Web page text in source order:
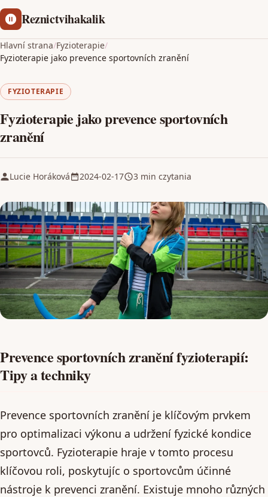
Reznictvihakalik
Hlavní strana/Fyzioterapie/
Fyzioterapie jako prevence sportovních zranění
FYZIOTERAPIE
Fyzioterapie jako prevence sportovních
zranění
Lucie Horáková 2024-02-17 3 min czytania
Prevence sportovních zranění fyzioterapií:
Tipy a techniky
Prevence sportovních zranění je klíčovým prvkem
pro optimalizaci výkonu a udržení fyzické kondice
sportovců. Fyzioterapie hraje v tomto procesu
klíčovou roli, poskytujíc o sportovcům účinné
nástroje k prevenci zranění. Existuje mnoho různých